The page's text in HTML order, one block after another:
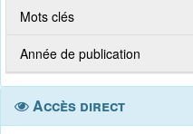
Mots clés
Année de publication
Accès direct